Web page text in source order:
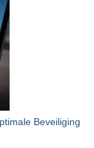
Beveiliging